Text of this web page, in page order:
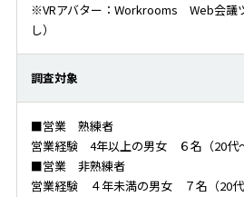
※VRアバター：Workrooms Web会議
し）
調査対象
■営業 熟練者
営業経験 4年以上の男女 ６名（20代
■営業 非熟練者
営業経験 ４年未満の男女 ７名（20代